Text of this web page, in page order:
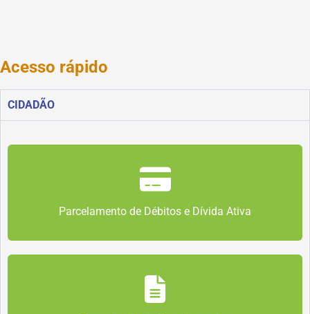
Acesso rápido
CIDADÃO
Parcelamento de Débitos e Dívida Ativa